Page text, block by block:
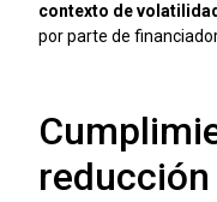
contexto de
por parte de